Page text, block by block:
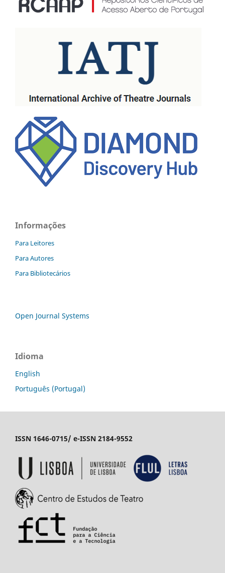
Informações
Para Leitores
Para Autores
Para Bibliotecários
Open Journal Systems
Idioma
English
Português (Portugal)
ISSN 1646-0715/ e-ISSN 2184-9552